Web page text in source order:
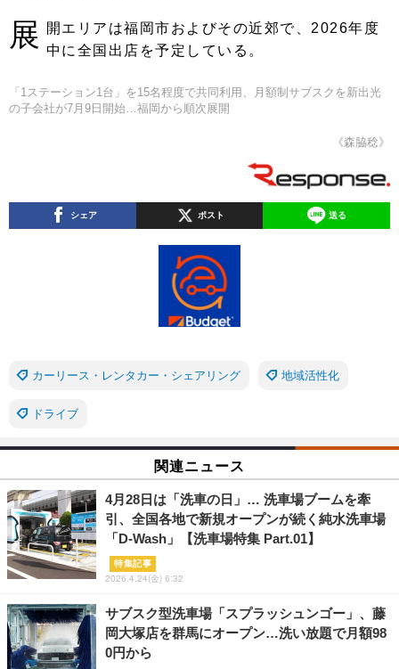
展
開エリアは福岡市およびその近郊で、2026年度
中に全国出店を予定している。
「1ステーション1台」を15名程度で共同利用、月額制サブスクを新出光
の子会社が7月9日開始…福岡から順次展開
《森脇稔》
シェア ポスト 送る
カーリース・レンタカー・シェアリング 地域活性化
ドライブ
関連ニュース
4月28日は「洗車の日」… 洗車場ブームを牽
引、全国各地で新規オープンが続く純水洗車場
「D-Wash」【洗車場特集 Part.01】
特集記事
2026.4.24(金) 6:32
サブスク型洗車場「スプラッシュンゴー」、藤
岡大塚店を群馬にオープン…洗い放題で月額98
0円から